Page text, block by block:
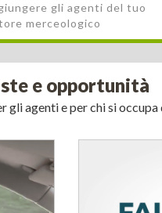
gli agenti del tuo
merceologico
e opportunità
agenti e per chi si occupa